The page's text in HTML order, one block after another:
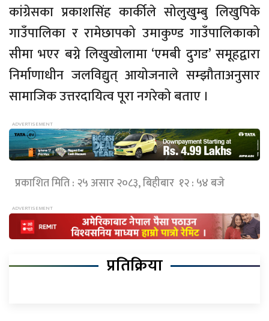
कांग्रेसका प्रकाशसिंह कार्कीले सोलुखुम्बु लिखुपिके
गाउँपालिका र रामेछापको उमाकुण्ड गाउँपालिकाको
सीमा भएर बग्ने लिखुखोलामा ‘एमबी दुगड’ समूहद्वारा
निर्माणाधीन जलविद्युत् आयोजनाले सम्झौताअनुसार
सामाजिक उत्तरदायित्व पूरा नगरेको बताए ।
प्रकाशित मिति : २५ असार २०८३, बिहीबार १२ : ५४ बजे
प्रतिक्रिया